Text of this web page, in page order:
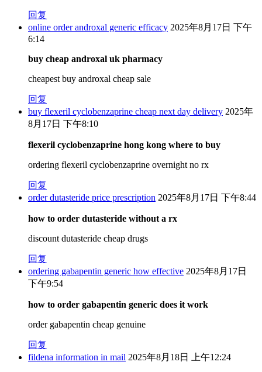
回复
online order androxal generic efficacy 2025年8月17日 下午
6:14
buy cheap androxal uk pharmacy
cheapest buy androxal cheap sale
回复
buy flexeril cyclobenzaprine cheap next day delivery 2025年
8月17日 下午8:10
flexeril cyclobenzaprine hong kong where to buy
ordering flexeril cyclobenzaprine overnight no rx
回复
order dutasteride price prescription 2025年8月17日 下午8:44
how to order dutasteride without a rx
discount dutasteride cheap drugs
回复
ordering gabapentin generic how effective 2025年8月17日
下午9:54
how to order gabapentin generic does it work
order gabapentin cheap genuine
回复
fildena information in mail 2025年8月18日 上午12:24